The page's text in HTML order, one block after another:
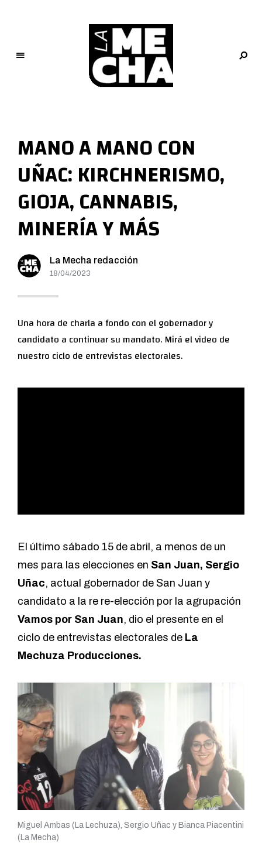
M
e
c
h
a
PERIODISMO DIGITAL
MANO A MANO CON
UÑAC: KIRCHNERISMO,
GIOJA, CANNABIS,
MINERÍA Y MÁS
La Mecha redacción
18/04/2023
Una hora de charla a fondo con el gobernador y
candidato a continuar su mandato. Mirá el video de
nuestro ciclo de entrevistas electorales.
El último sábado 15 de abril, a menos de un
mes para las elecciones en San Juan, Sergio
Uñac, actual gobernador de San Juan y
candidato a la re re-elección por la agrupación
Vamos por San Juan, dio el presente en el
ciclo de entrevistas electorales de La
Mechuza Producciones.
Miguel Ambas (La Lechuza), Sergio Uñac y Bianca Piacentini
(La Mecha)